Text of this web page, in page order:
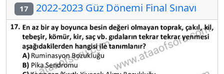
17 2022-2023 Güz Dönemi Final Sınavı